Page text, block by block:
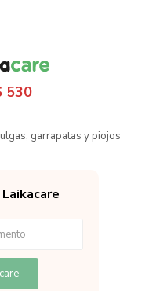
530
garrapatas y piojos